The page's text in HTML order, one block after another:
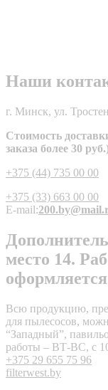
Наши
г. Минск, ул.
Стоимость
заказа более 30
+375 (44) 735 00 00
+375 (33) 663 00 00
E-mail:
место 14.
Всю продукцию,
для пылесосов,
“Западный”,
работы – ВТ-ВС, с
+375 29 655 75 96
filterwest.by